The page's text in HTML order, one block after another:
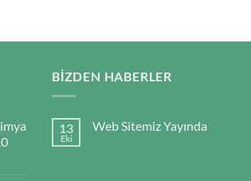
BIZDEN HABERLER
13
Eki
Web Sitemiz Yayında